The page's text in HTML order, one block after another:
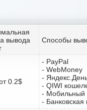
вывода
Способы
0.2$
- PayPal
- WebMoney
-
- QIWI
- Мобильный
- Банковская